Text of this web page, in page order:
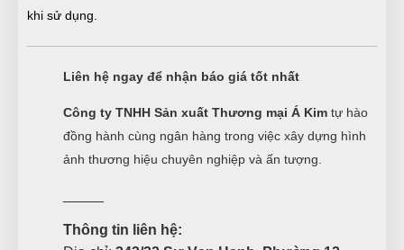
khi sử dụng.
Liên hệ ngay để nhận báo giá tốt nhất
Công ty TNHH Sản xuất Thương mại Á Kim tự hào
đồng hành cùng ngân hàng trong việc xây dựng hình
ảnh thương hiệu chuyên nghiệp và ấn tượng.
Thông tin liên hệ: